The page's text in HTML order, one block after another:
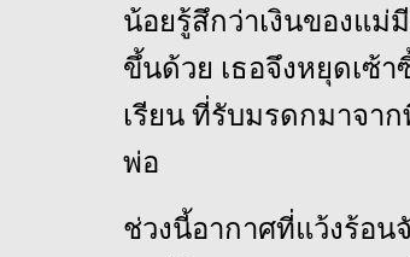
น้อยรู้สึกว่าเงินของแ
ขึ้นด้วย เธอจึงหยุดเซ้
เรียน ที่รับมรดกมาจา
พ่อ
ช่วงนี้อากาศที่แว้งร้อน